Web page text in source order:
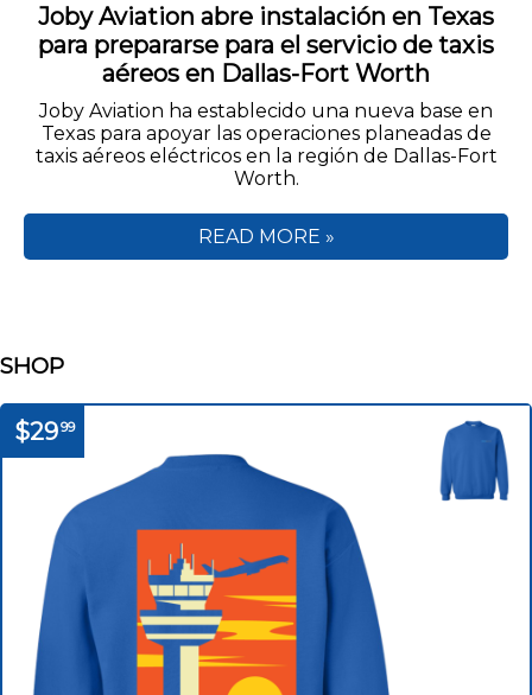
Joby Aviation abre instalación en Texas
para prepararse para el servicio de taxis
aéreos en Dallas-Fort Worth
Joby Aviation ha establecido una nueva base en
Texas para apoyar las operaciones planeadas de
taxis aéreos eléctricos en la región de Dallas-Fort
Worth.
READ MORE »
SHOP
$2999